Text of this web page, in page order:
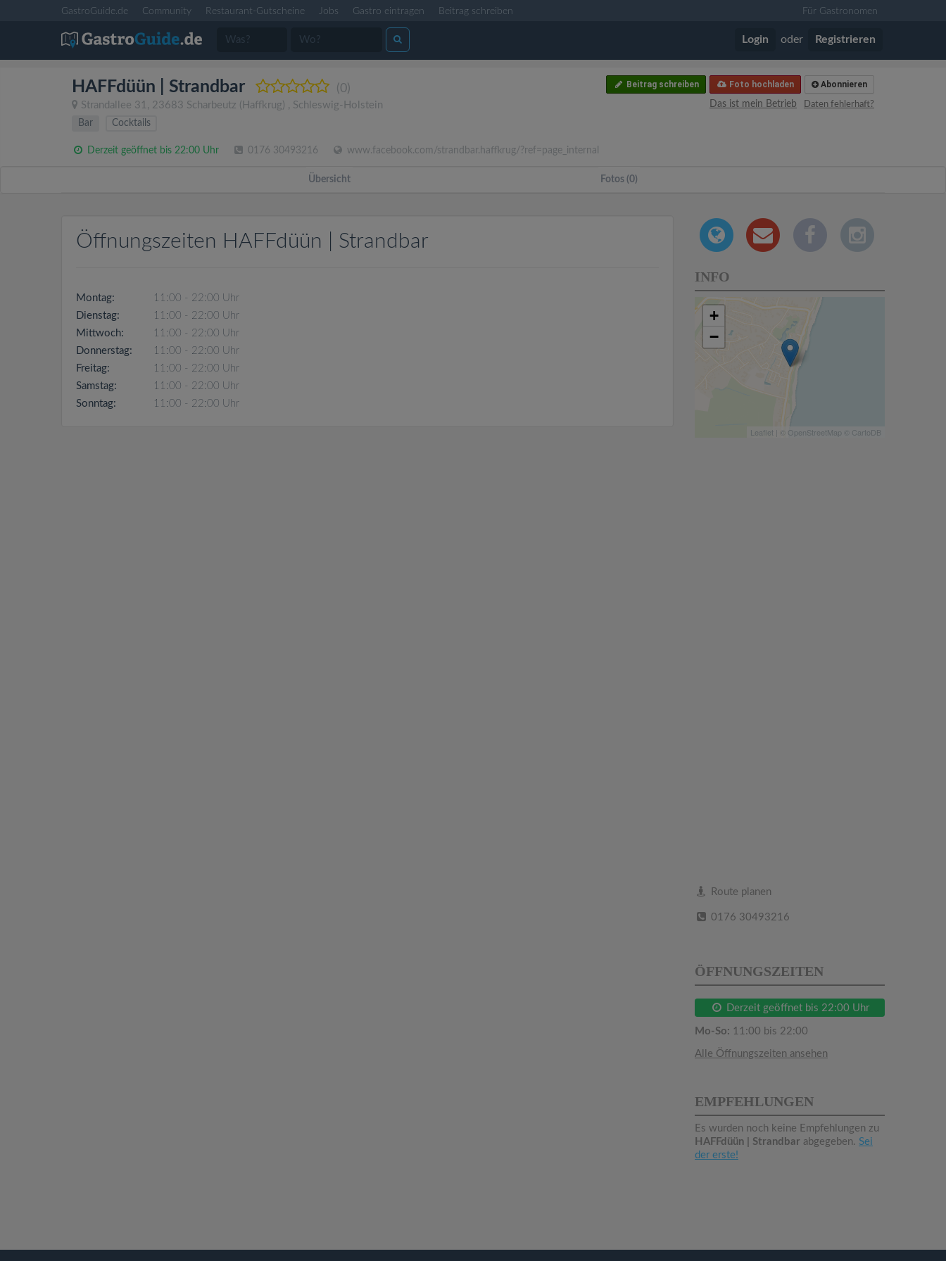
GastroGuide.de Community Restaurant-Gutscheine Jobs Gastro eintragen Beitrag schreiben Für Gastronomen
Login oder Registrieren
HAFFdüün | Strandbar (0)
Strandallee 31 , 23683 Scharbeutz (Haffkrug) , Schleswig-Holstein
Abonnieren
Foto hochladen
Beitrag schreiben
Daten fehlerhaft?
Das ist mein Betrieb
Bar
Cocktails
Derzeit geöffnet bis 22:00 Uhr 0176 30493216 www.facebook.com/strandbar.haffkrug/?ref=page_internal
Übersicht Fotos (0)
Öffnungszeiten HAFFdüün | Strandbar
Montag:
11:00 - 22:00 Uhr
Dienstag:
11:00 - 22:00 Uhr
Mittwoch:
11:00 - 22:00 Uhr
Donnerstag:
11:00 - 22:00 Uhr
Freitag:
11:00 - 22:00 Uhr
Samstag:
11:00 - 22:00 Uhr
Sonntag:
11:00 - 22:00 Uhr
INFO
+
−
Leaflet | © OpenStreetMap CartoDB
Route planen
0176 30493216
ÖFFNUNGSZEITEN
Derzeit geöffnet bis 22:00 Uhr
Mo-So: 11:00 bis 22:00
Alle Öffnungszeiten ansehen
EMPFEHLUNGEN
Es wurden noch keine Empfehlungen zu
HAFFdüün | Strandbar abgegeben. Sei
der erste!